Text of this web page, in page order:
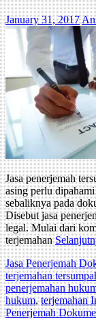
January 31, 2017
Jasa penerjemah
asing perlu
sebaliknya pada
Disebut jasa
legal. Mulai dari
terjemahan
Jasa Penerjemah
terjemahan
penerjemahan
hukum,terjemahan
Penerjemah